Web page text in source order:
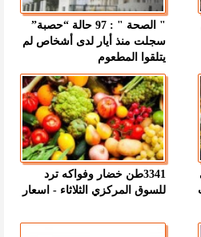
" الصحة " : 97 حالة “حصبة”
سجلت منذ أيار لدى أشخاص لم
يتلقوا المطعوم
3341طن خضار وفواكه ترد
للسوق المركزي الثلاثاء - اسعار